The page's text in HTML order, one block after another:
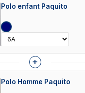
Polo enfant Paquito
+
Polo Homme Paquito